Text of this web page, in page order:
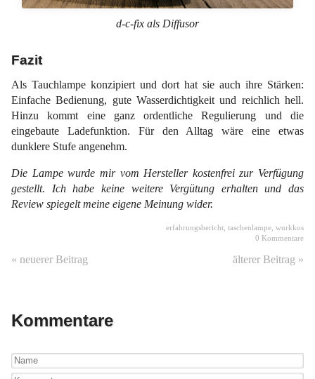
d-c-fix als Diffusor
Fazit
Als Tauchlampe konzipiert und dort hat sie auch ihre Stärken:
Einfache Bedienung, gute Wasserdichtigkeit und reichlich hell.
Hinzu kommt eine ganz ordentliche Regulierung und die
eingebaute Ladefunktion. Für den Alltag wäre eine etwas
dunklere Stufe angenehm.
Die Lampe wurde mir vom Hersteller kostenfrei zur Verfügung
gestellt. Ich habe keine weitere Vergütung erhalten und das
Review spiegelt meine eigene Meinung wider.
erfahrungsbericht, taschenlampe, wurkkos
0 Kommentare
« neuerer Beitrag älterer Beitrag »
Kommentare